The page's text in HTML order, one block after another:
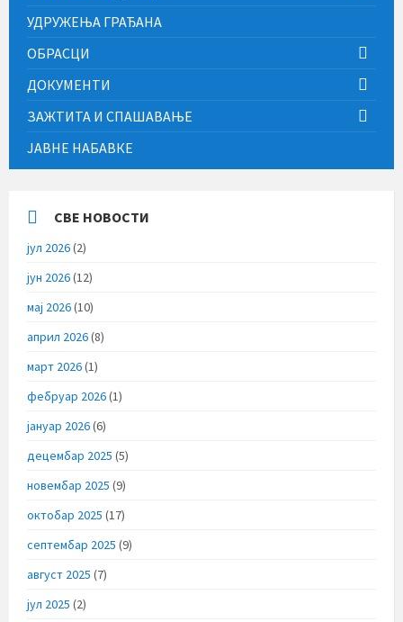
УДРУЖЕЊА ГРАЂАНА
ОБРАСЦИ
ДОКУМЕНТИ
ЗАЖТИТА И СПАШАВАЊЕ
ЈАВНЕ НАБАВКЕ
СВЕ НОВОСТИ
јул 2026(2)
јун 2026(12)
мај 2026(10)
април 2026(8)
март 2026(1)
фебруар 2026(1)
јануар 2026(6)
децембар 2025 (5)
новембар 2025 (9)
октобар 2025 (17)
септембар 2025 (9)
август 2025 (7)
јул 2025 (2)